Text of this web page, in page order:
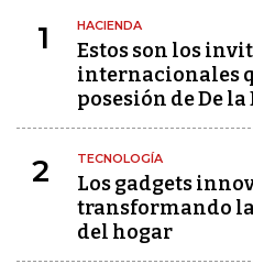
1 HACIENDA
Estos son los
internacionales
posesión de De
2 TECNOLOGÍA
Los gadgets
transformando
del hogar